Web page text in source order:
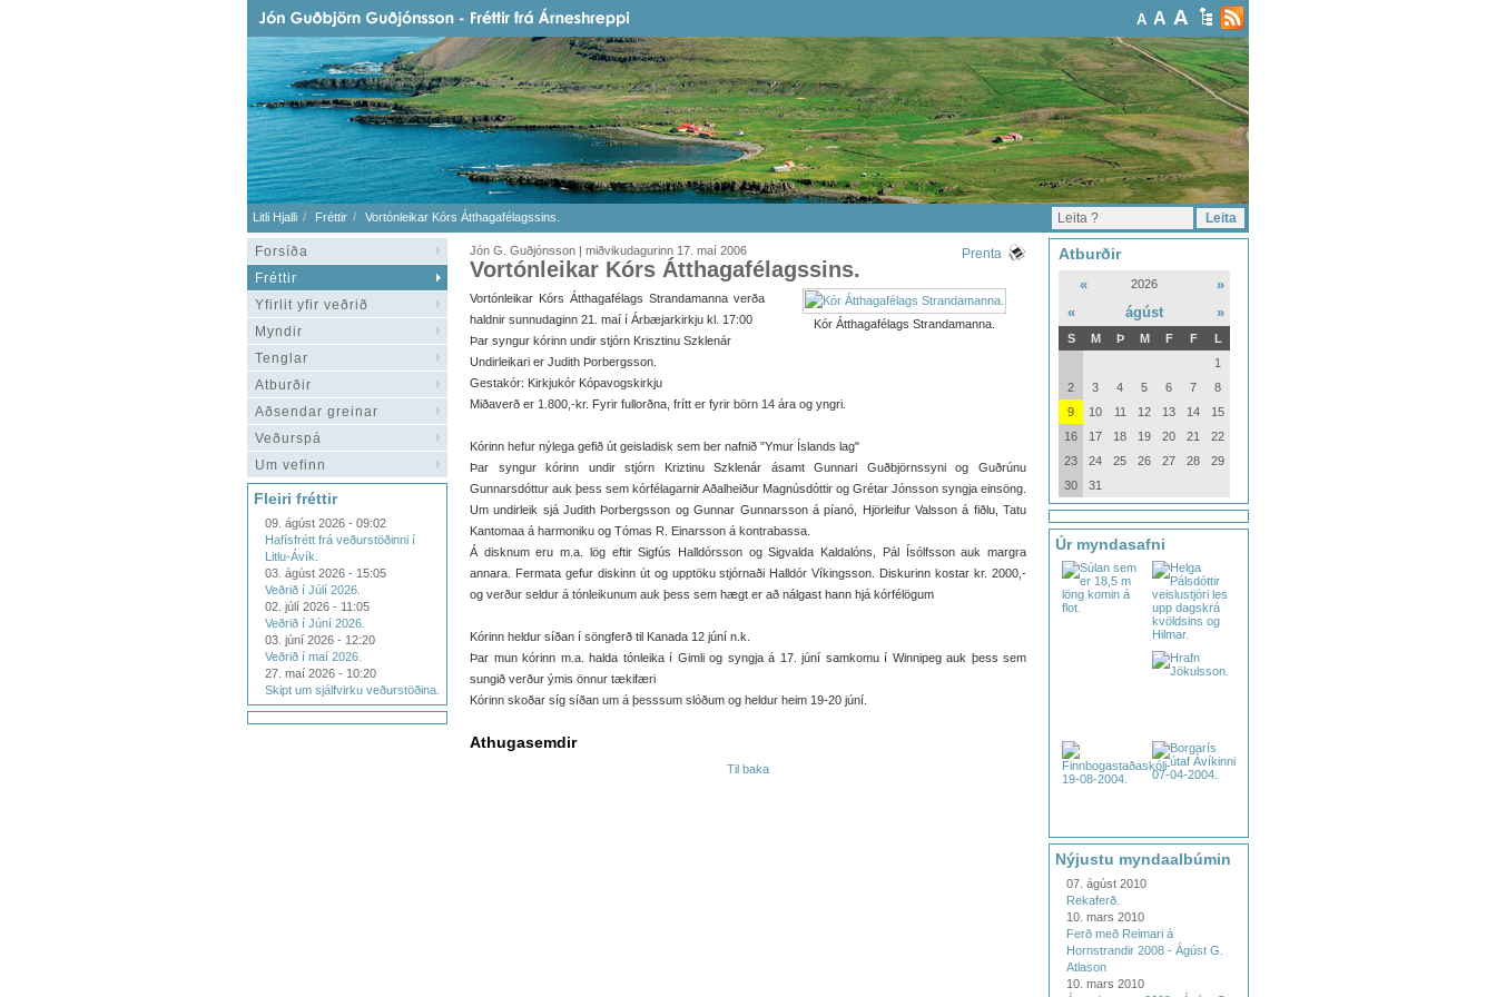
A A A
Litli Hjalli Fréttir Vortónleikar Kórs Átthagafélagssins.
Forsíða
Fréttir
Yfirlit yfir veðrið
Myndir
Tenglar
Atburðir
Aðsendar greinar
Veðurspá
Um vefinn
Fleiri fréttir
09. ágúst 2026 - 09:02
Hafísfrétt frá veðurstöðinni í
Litlu-Ávík.
03. ágúst 2026 - 15:05
Veðrið í Júlí 2026.
02. júlí 2026 - 11:05
Veðrið í Júní 2026.
03. júní 2026 - 12:20
Veðrið í maí 2026.
27. maí 2026 - 10:20
Skipt um sjálfvirku veðurstöðina.
Jón G. Guðjónsson | miðvikudagurinn 17. maí 2006 Prenta
Vortónleikar Kórs Átthagafélagssins.
Kór Átthagafélags Strandamanna.
Vortónleikar Kórs Átthagafélags Strandamanna verða
haldnir sunnudaginn 21. maí í Árbæjarkirkju kl. 17:00
Þar syngur kórinn undir stjórn Krisztinu Szklenár
Undirleikari er Judith Þorbergsson.
Gestakór: Kirkjukór Kópavogskirkju
Miðaverð er 1.800,-kr. Fyrir fullorðna, frítt er fyrir börn 14 ára og yngri.
Kórinn hefur nýlega gefið út geisladisk sem ber nafnið "Ymur Íslands lag"
Þar syngur kórinn undir stjórn Kriztinu Szklenár ásamt Gunnari Guðbjörnssyni og Guðrúnu
Gunnarsdóttur auk þess sem kórfélagarnir Aðalheiður Magnúsdóttir og Grétar Jónsson syngja einsöng.
Um undirleik sjá Judith Þorbergsson og Gunnar Gunnarsson á píanó, Hjörleifur Valsson á fiðlu, Tatu
Kantomaa á harmoniku og Tómas R. Einarsson á kontrabassa.
Á disknum eru m.a. lög eftir Sigfús Halldórsson og Sigvalda Kaldalóns, Pál Ísólfsson auk margra
annara. Fermata gefur diskinn út og upptöku stjórnaði Halldór Víkingsson. Diskurinn kostar kr. 2000,-
og verður seldur á tónleikunum auk þess sem hægt er að nálgast hann hjá kórfélögum
Kórinn heldur síðan í söngferð til Kanada 12 júní n.k.
Þar mun kórinn m.a. halda tónleika í Gimli og syngja á 17. júní samkomu í Winnipeg auk þess sem
sungið verður ýmis önnur tækifæri
Kórinn skoðar síg síðan um á þesssum slóðum og heldur heim 19-20 júní.
Athugasemdir
Til baka
Atburðir
« 2026
»
«
ágúst »
S M Þ M F F
L
1
2
3 4 5 6 7
8
9
10 11 12 13 14
15
16
17 18 19 20 21
22
23
24 25 26 27 28
29
30
31
Úr myndasafni
Nýjustu myndaalbúmin
07. ágúst 2010
Rekaferð.
10. mars 2010
Ferð með Reimari á
Hornstrandir 2008 - Ágúst G.
Atlason
10. mars 2010